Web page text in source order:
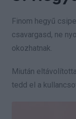
Finom hegyű
csavargasd, ne
okozhatnak.
Miután
tedd el a